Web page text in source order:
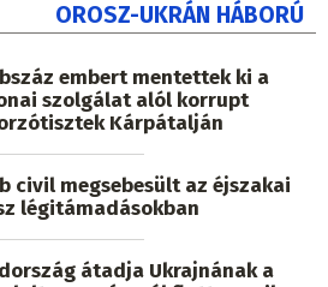
OROSZ-UKRÁN HÁBORÚ
embert mentettek ki a
szolgálat alól korrupt
Kárpátalján
civil megsebesült az éjszakai
légitámadásokban
átadja Ukrajnának a